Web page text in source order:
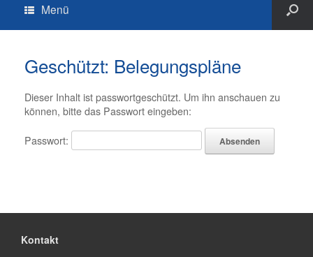
Menü
Geschützt: Belegungspläne
Dieser Inhalt ist passwortgeschützt. Um ihn anschauen zu
können, bitte das Passwort eingeben:
Passwort:
Kontakt